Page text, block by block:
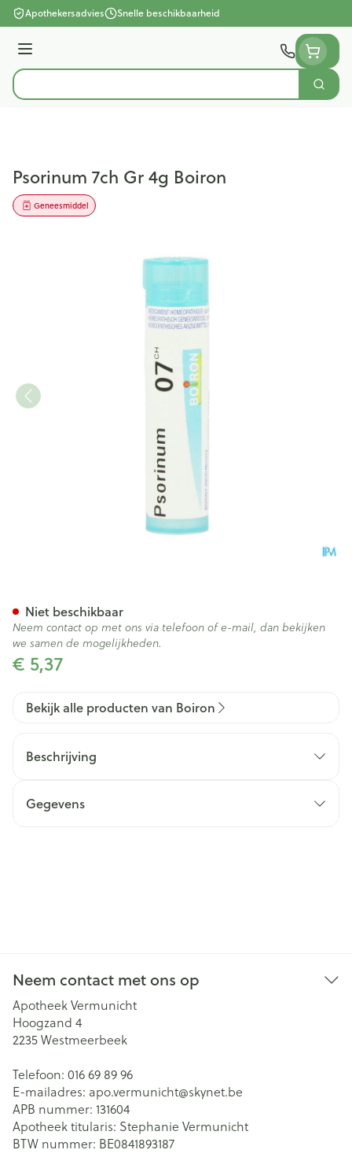
Ga naar de inhoud
Apothekersadvies Snelle beschikbaarheid
Menu
Product, merk, categorie...
Zoek
Psorinum 7ch Gr 4g Boiron
Geneesmiddel
€ 5,37
Niet beschikbaar
Neem contact op met ons via telefoon of e-mail, dan bekijken
we samen de mogelijkheden.
Bekijk alle producten van Boiron
Beschrijving
Gegevens
Neem contact met ons op
Apotheek Vermunicht
Hoogzand 4
2235Westmeerbeek
Telefoon: 016 69 89 96
E-mailadres: apo.vermunicht@skynet.be
APB nummer: 131604
Apotheek titularis: Stephanie Vermunicht
BTW nummer: BE0841893187